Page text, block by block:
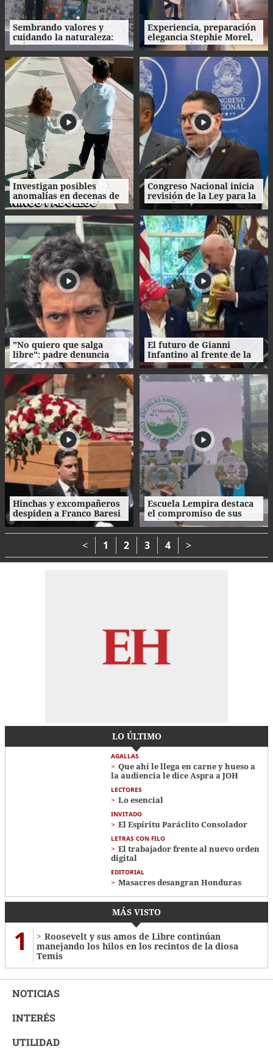
Sembrando valores y
cuidando la naturaleza:
así fue la clausura de las
Escuelas Amigables con el
Ambiente
Experiencia, preparación
elegancia Stephie Morel,
Miss Cortés va por la
corona de Miss Honduras
2026
Investigan posibles
anomalías en decenas de
procesos de adopción en
Honduras
Congreso Nacional inicia
revisión de la Ley para la
Gestión Integral de
Residuos en Honduras
"No quiero que salga
libre": padre denuncia
agresión de su propio
hijo en La Ceiba
El futuro de Gianni
Infantino al frente de la
FIFA enfrenta
cuestionamientos
Hinchas y excompañeros
despiden a Franco Baresi
con un último 'Ciao
capitano'
Escuela Lempira destaca
el compromiso de sus
niños con el cuidado del
medio ambiente
< 1 2 3 4 >
LO ÚLTIMO
AGALLAS
Que ahí le llega en carne y hueso a
la audiencia le dice Aspra a JOH
LECTORES
Lo esencial
INVITADO
El Espíritu Paráclito Consolador
LETRAS CON FILO
El trabajador frente al nuevo orden
digital
EDITORIAL
Masacres desangran Honduras
MÁS VISTO
1
Roosevelt y sus amos de Libre continúan
manejando los hilos en los recintos de la diosa
Temis
NOTICIAS
INTERÉS
UTILIDAD